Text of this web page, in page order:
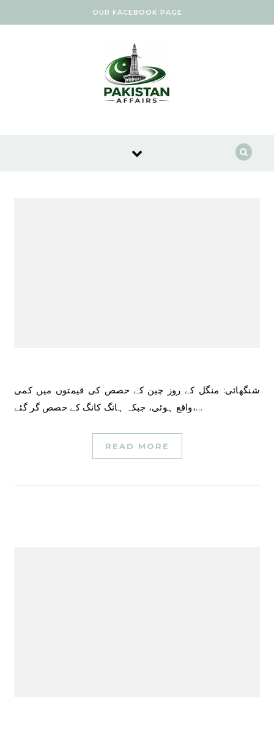
OUR FACEBOOK PAGE
شنگھائی: منگل کے روز چین کے حصص کی قیمتوں میں کمی
واقع ہوئی، جبکہ ہانگ کانگ کے حصص گر گئے،…
READ MORE